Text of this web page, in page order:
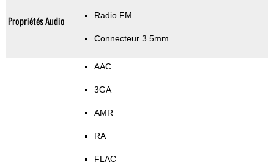
Propriétés Audio Radio FM
Connecteur 3.5mm
AAC
3GA
AMR
RA
FLAC